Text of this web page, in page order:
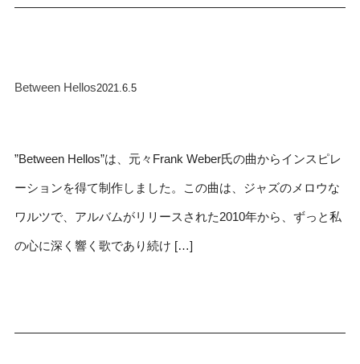
Between Hellos2021.6.5
”Between Hellos”は、元々Frank Weber氏の曲からインスピレ
ーションを得て制作しました。この曲は、ジャズのメロウな
ワルツで、アルバムがリリースされた2010年から、ずっと私
の心に深く響く歌であり続け […]